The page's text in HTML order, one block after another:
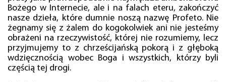
Bożego w Internecie, ale i na falach eteru, zakończyć
nasze dzieła, które dumnie noszą nazwę Profeto. Nie
żegnamy się z żalem do kogokolwiek ani nie jesteśmy
obrażeni na rzeczywistość, której nie rozumiemy, lecz
przyjmujemy to z chrześcijańską pokorą i z głęboką
wdzięcznością wobec Boga i wszystkich, którzy byli
częścią tej drogi.